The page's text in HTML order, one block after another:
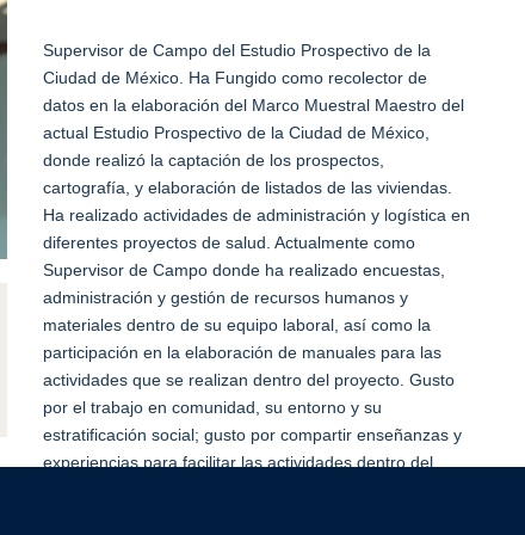
Supervisor de Campo del Estudio Prospectivo de la
Ciudad de México. Ha Fungido como recolector de
datos en la elaboración del Marco Muestral Maestro del
actual Estudio Prospectivo de la Ciudad de México,
donde realizó la captación de los prospectos,
cartografía, y elaboración de listados de las viviendas.
Ha realizado actividades de administración y logística en
diferentes proyectos de salud. Actualmente como
Supervisor de Campo donde ha realizado encuestas,
administración y gestión de recursos humanos y
materiales dentro de su equipo laboral, así como la
participación en la elaboración de manuales para las
actividades que se realizan dentro del proyecto. Gusto
por el trabajo en comunidad, su entorno y su
estratificación social; gusto por compartir enseñanzas y
experiencias para facilitar las actividades dentro del